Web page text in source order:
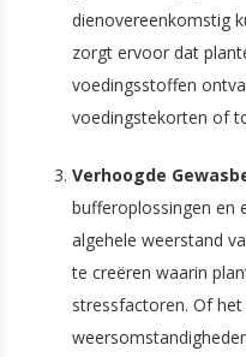
dienovereenkomstig
zorgt ervoor dat
voedingsstoffen
voedingstekorten of
Verhoogde
bufferoplossingen en
algehele weerstand
te creëren waarin
stressfactoren. Of